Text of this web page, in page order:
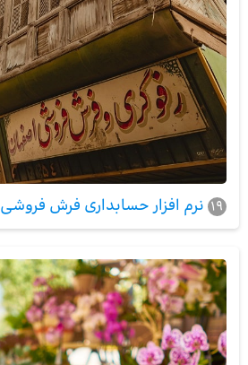
19 نرم افزار حسابداری فرش فروشی